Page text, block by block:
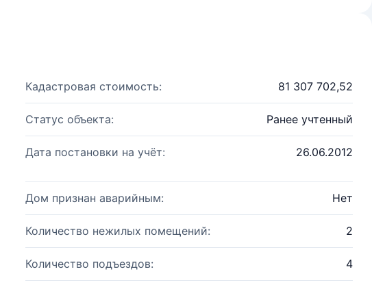
Кадастровая стоимость: 81 307 702,52
Статус объекта: Ранее учтенный
Дата постановки на учёт: 26.06.2012
Дом признан аварийным: Нет
Количество нежилых помещений: 2
Количество подъездов: 4